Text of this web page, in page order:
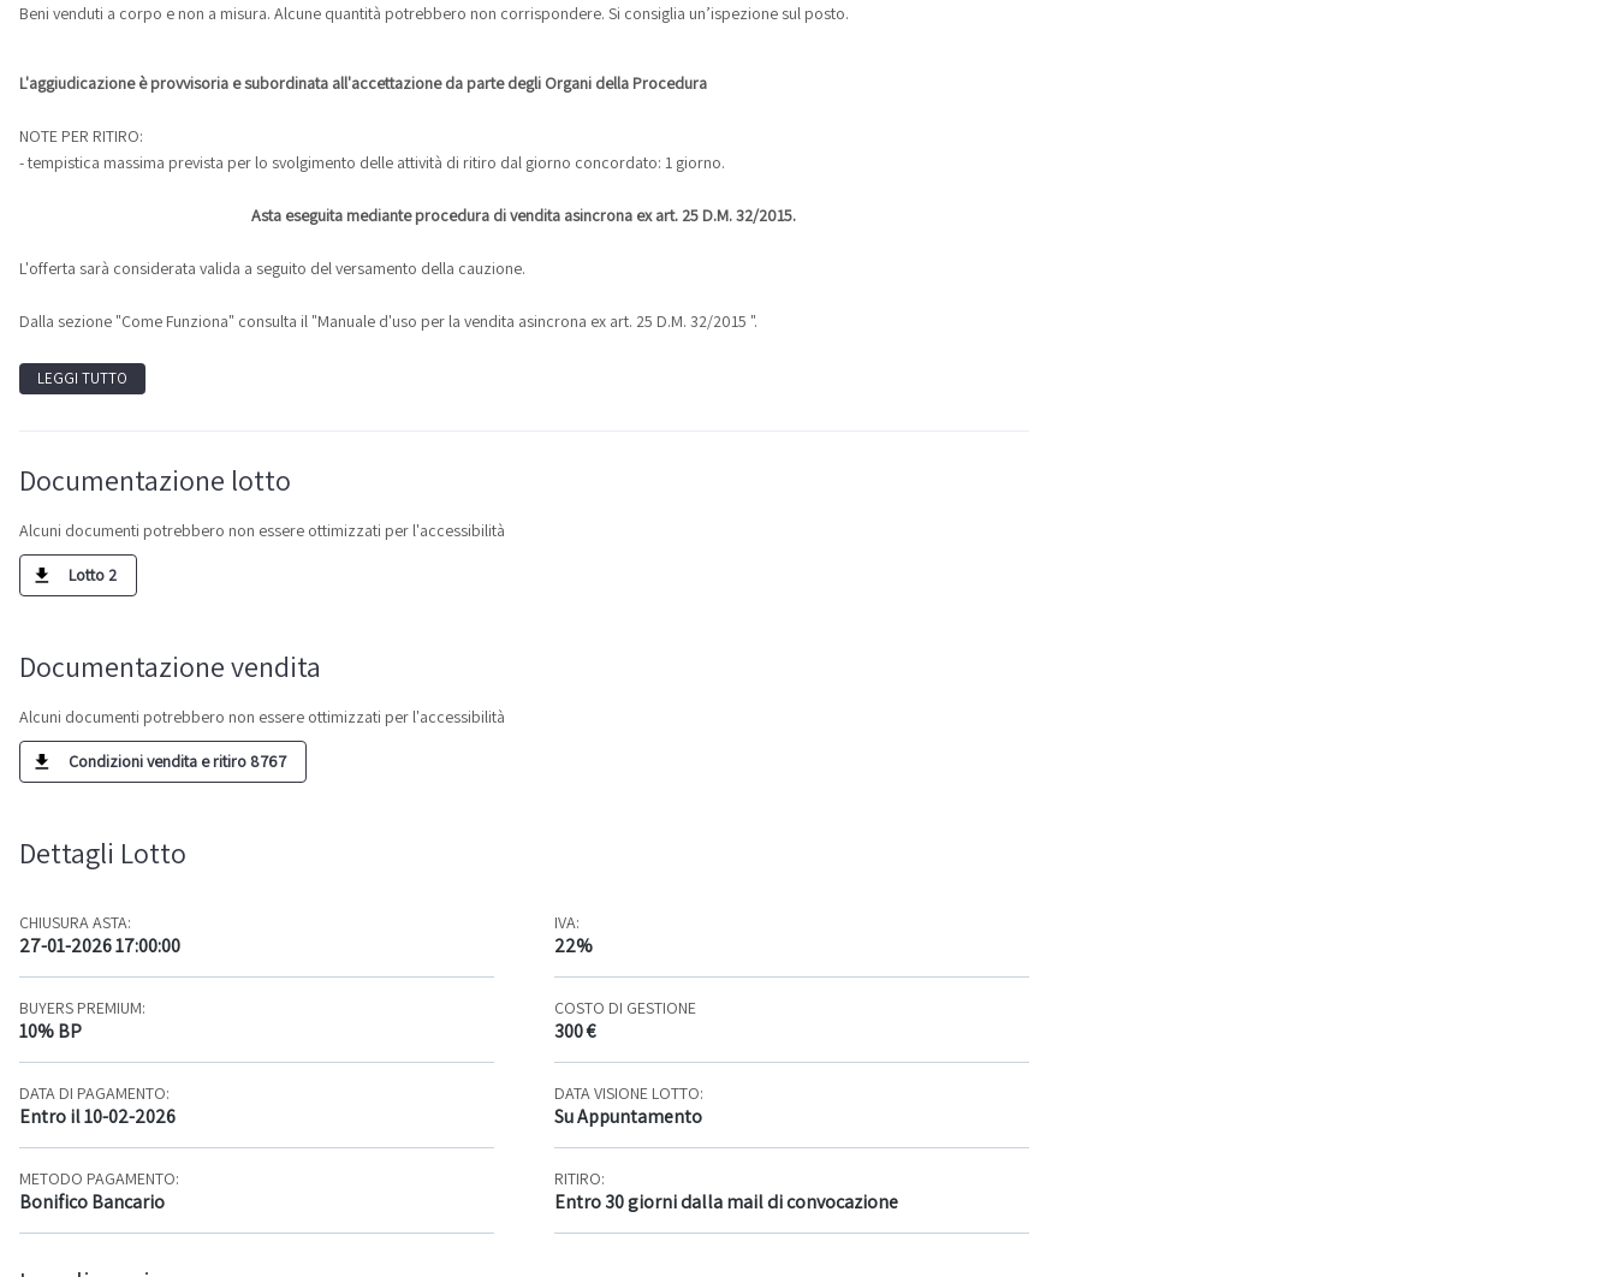
Beni venduti a corpo e non a misura. Alcune quantità potrebbero non corrispondere. Si consiglia un’ispezione sul posto.
L'aggiudicazione è provvisoria e subordinata all'accettazione da parte degli Organi della Procedura
NOTE PER RITIRO:
- tempistica massima prevista per lo svolgimento delle attività di ritiro dal giorno concordato: 1 giorno.
Asta eseguita mediante procedura di vendita asincrona ex art. 25 D.M. 32/2015.
L'offerta sarà considerata valida a seguito del versamento della cauzione.
Dalla sezione "Come Funziona" consulta il "Manuale d'uso per la vendita asincrona ex art. 25 D.M. 32/2015 ".
LEGGI TUTTO
Documentazione lotto
Alcuni documenti potrebbero non essere ottimizzati per l'accessibilità
Lotto 2
Documentazione vendita
Alcuni documenti potrebbero non essere ottimizzati per l'accessibilità
Condizioni vendita e ritiro 8767
Dettagli Lotto
CHIUSURA ASTA:
27-01-2026 17:00:00
IVA:
22%
BUYERS PREMIUM:
10% BP
COSTO DI GESTIONE
300 €
DATA DI PAGAMENTO:
Entro il 10-02-2026
DATA VISIONE LOTTO:
Su Appuntamento
METODO PAGAMENTO:
Bonifico Bancario
RITIRO:
Entro 30 giorni dalla mail di convocazione